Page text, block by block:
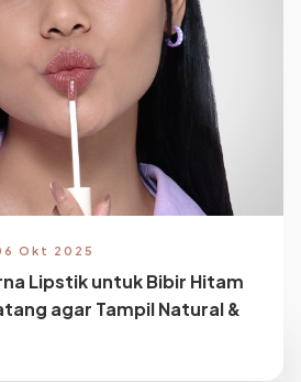
Okt 2025
Lipstik untuk Bibir Hitam
agar Tampil Natural &